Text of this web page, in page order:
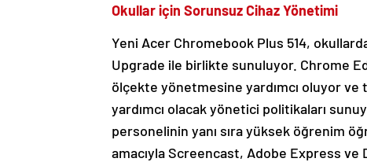
Okullar için Sorunsuz Cihaz Yönetimi
Yeni Acer Chromebook Plus 514,
Upgrade ile birlikte sunuluyor. Chrome
ölçekte yönetmesine yardımcı oluyor
yardımcı olacak yönetici politikaları
personelinin yanı sıra yüksek öğrenim
amacıyla Screencast, Adobe Express